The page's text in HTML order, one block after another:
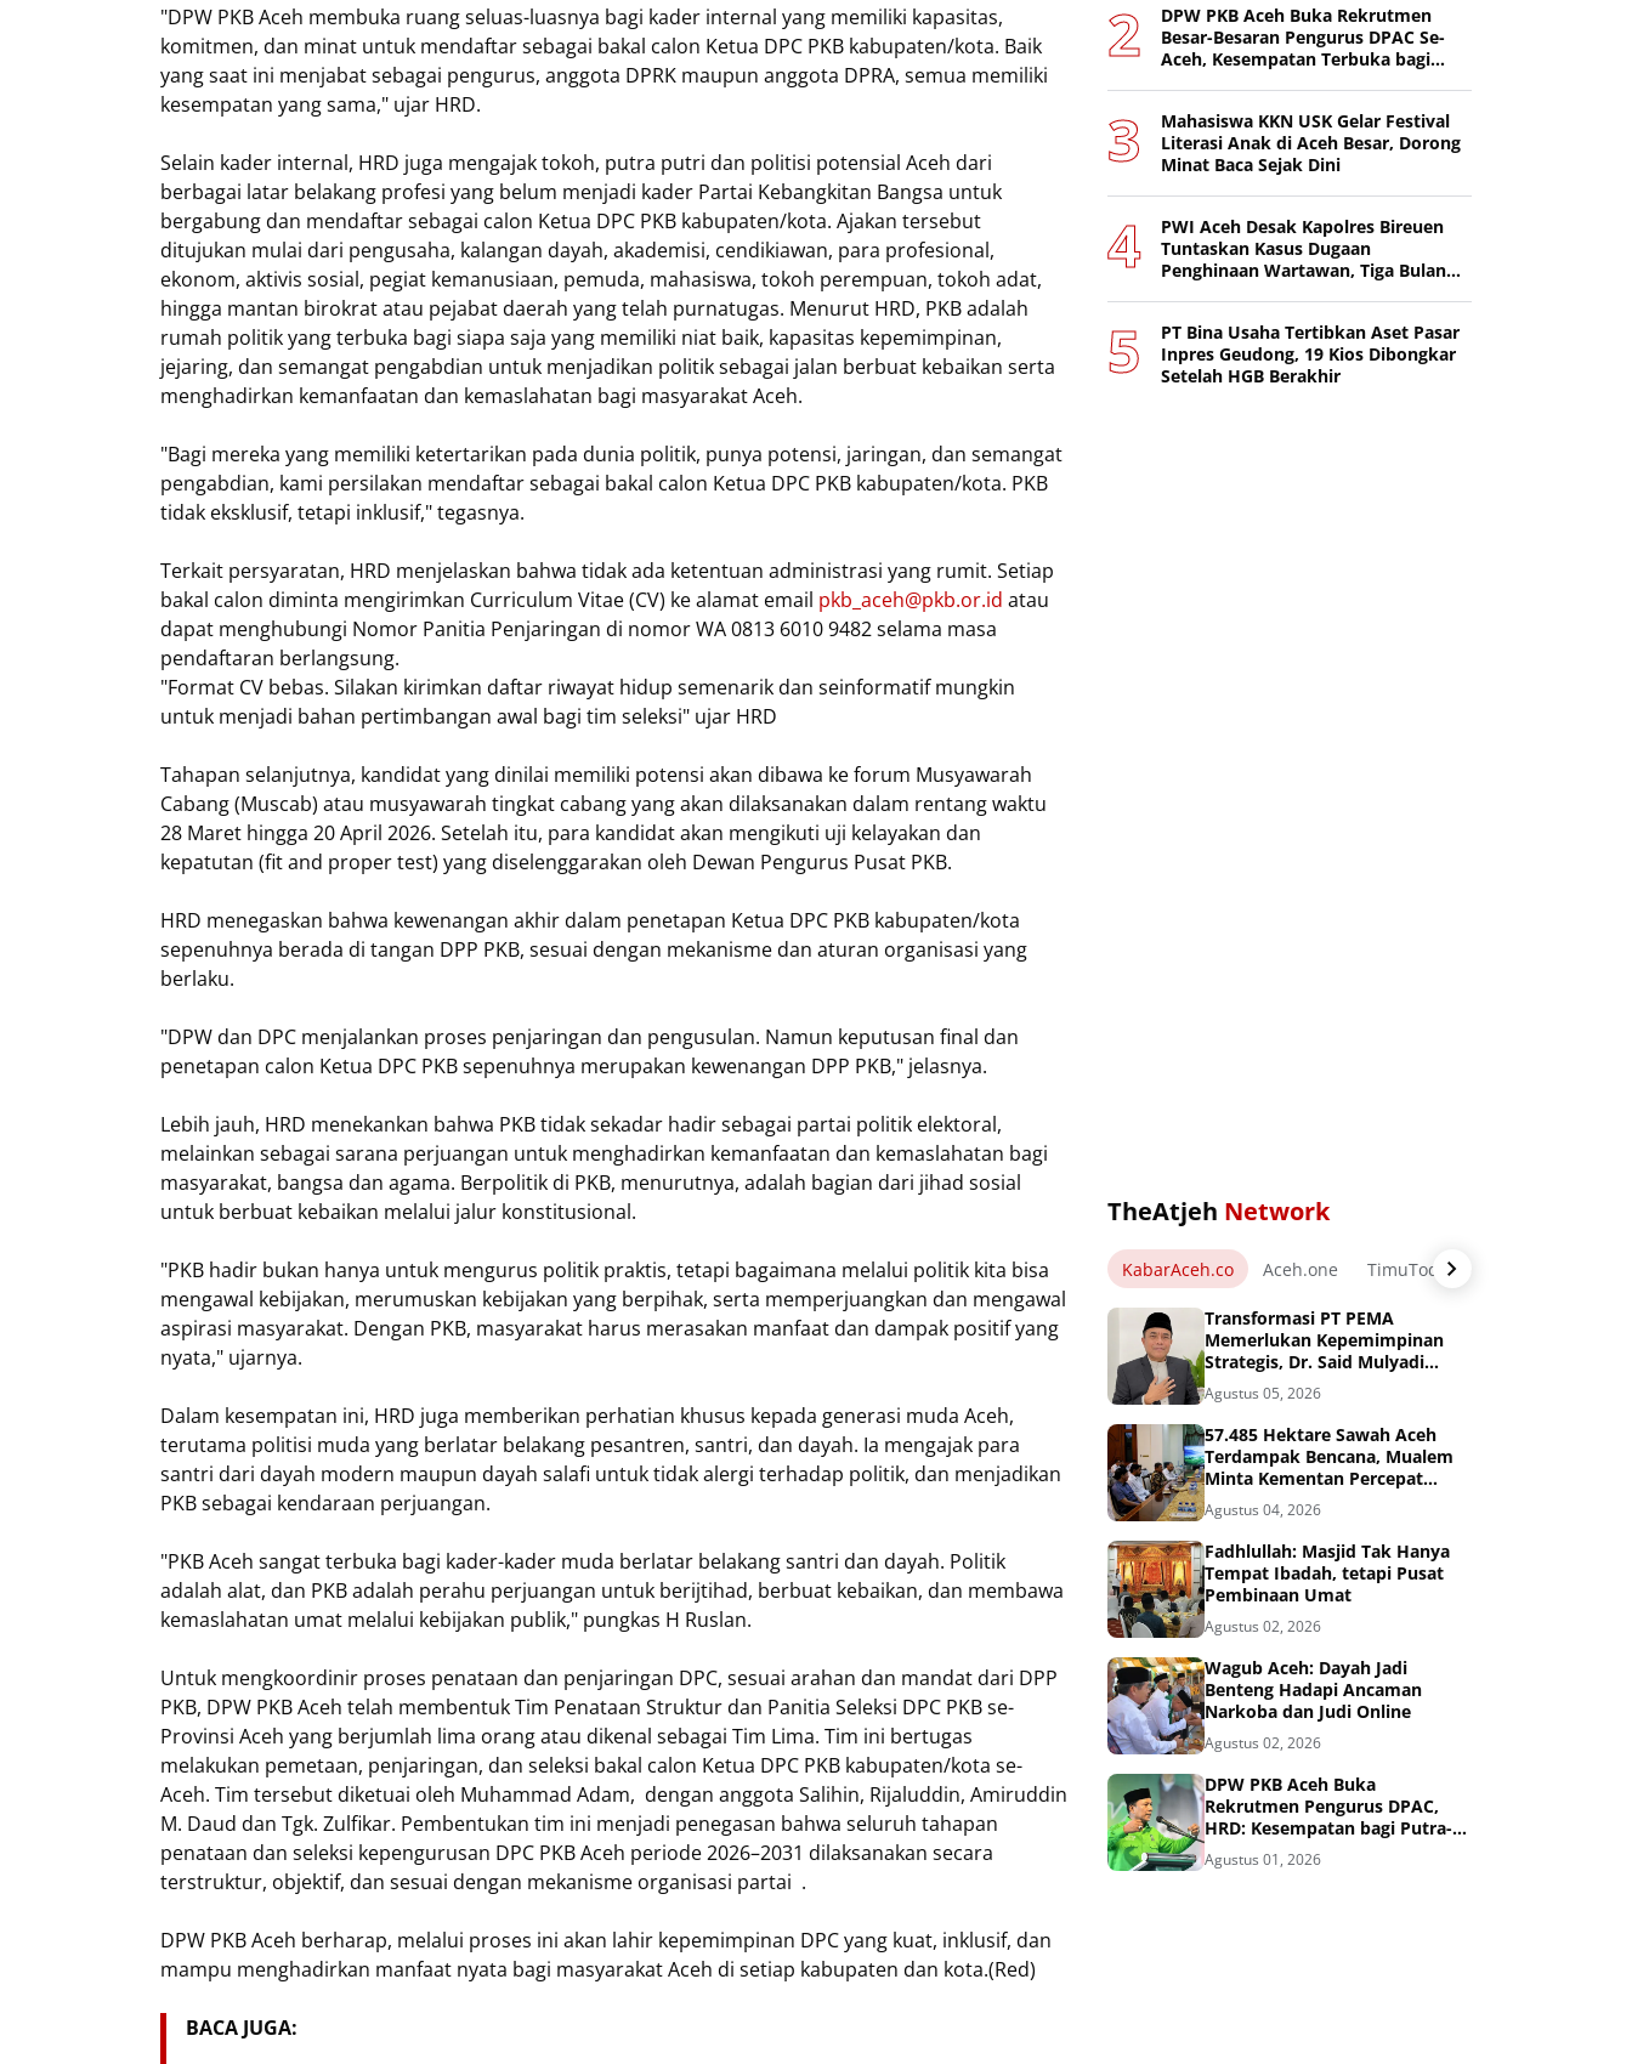
"DPW PKB Aceh membuka ruang seluas-luasnya bagi kader internal yang memiliki kapasitas,
komitmen, dan minat untuk mendaftar sebagai bakal calon Ketua DPC PKB kabupaten/kota. Baik
yang saat ini menjabat sebagai pengurus, anggota DPRK maupun anggota DPRA, semua memiliki
kesempatan yang sama," ujar HRD.
Selain kader internal, HRD juga mengajak tokoh, putra putri dan politisi potensial Aceh dari
berbagai latar belakang profesi yang belum menjadi kader Partai Kebangkitan Bangsa untuk
bergabung dan mendaftar sebagai calon Ketua DPC PKB kabupaten/kota. Ajakan tersebut
ditujukan mulai dari pengusaha, kalangan dayah, akademisi, cendikiawan, para profesional,
ekonom, aktivis sosial, pegiat kemanusiaan, pemuda, mahasiswa, tokoh perempuan, tokoh adat,
hingga mantan birokrat atau pejabat daerah yang telah purnatugas. Menurut HRD, PKB adalah
rumah politik yang terbuka bagi siapa saja yang memiliki niat baik, kapasitas kepemimpinan,
jejaring, dan semangat pengabdian untuk menjadikan politik sebagai jalan berbuat kebaikan serta
menghadirkan kemanfaatan dan kemaslahatan bagi masyarakat Aceh.
"Bagi mereka yang memiliki ketertarikan pada dunia politik, punya potensi, jaringan, dan semangat
pengabdian, kami persilakan mendaftar sebagai bakal calon Ketua DPC PKB kabupaten/kota. PKB
tidak eksklusif, tetapi inklusif," tegasnya.
Terkait persyaratan, HRD menjelaskan bahwa tidak ada ketentuan administrasi yang rumit. Setiap
bakal calon diminta mengirimkan Curriculum Vitae (CV) ke alamat email pkb_aceh@pkb.or.id atau
dapat menghubungi Nomor Panitia Penjaringan di nomor WA 0813 6010 9482 selama masa
pendaftaran berlangsung.
"Format CV bebas. Silakan kirimkan daftar riwayat hidup semenarik dan seinformatif mungkin
untuk menjadi bahan pertimbangan awal bagi tim seleksi" ujar HRD
Tahapan selanjutnya, kandidat yang dinilai memiliki potensi akan dibawa ke forum Musyawarah
Cabang (Muscab) atau musyawarah tingkat cabang yang akan dilaksanakan dalam rentang waktu
28 Maret hingga 20 April 2026. Setelah itu, para kandidat akan mengikuti uji kelayakan dan
kepatutan (fit and proper test) yang diselenggarakan oleh Dewan Pengurus Pusat PKB.
HRD menegaskan bahwa kewenangan akhir dalam penetapan Ketua DPC PKB kabupaten/kota
sepenuhnya berada di tangan DPP PKB, sesuai dengan mekanisme dan aturan organisasi yang
berlaku.
"DPW dan DPC menjalankan proses penjaringan dan pengusulan. Namun keputusan final dan
penetapan calon Ketua DPC PKB sepenuhnya merupakan kewenangan DPP PKB," jelasnya.
Lebih jauh, HRD menekankan bahwa PKB tidak sekadar hadir sebagai partai politik elektoral,
melainkan sebagai sarana perjuangan untuk menghadirkan kemanfaatan dan kemaslahatan bagi
masyarakat, bangsa dan agama. Berpolitik di PKB, menurutnya, adalah bagian dari jihad sosial
untuk berbuat kebaikan melalui jalur konstitusional.
"PKB hadir bukan hanya untuk mengurus politik praktis, tetapi bagaimana melalui politik kita bisa
mengawal kebijakan, merumuskan kebijakan yang berpihak, serta memperjuangkan dan mengawal
aspirasi masyarakat. Dengan PKB, masyarakat harus merasakan manfaat dan dampak positif yang
nyata," ujarnya.
Dalam kesempatan ini, HRD juga memberikan perhatian khusus kepada generasi muda Aceh,
terutama politisi muda yang berlatar belakang pesantren, santri, dan dayah. Ia mengajak para
santri dari dayah modern maupun dayah salafi untuk tidak alergi terhadap politik, dan menjadikan
PKB sebagai kendaraan perjuangan.
"PKB Aceh sangat terbuka bagi kader-kader muda berlatar belakang santri dan dayah. Politik
adalah alat, dan PKB adalah perahu perjuangan untuk berijtihad, berbuat kebaikan, dan membawa
kemaslahatan umat melalui kebijakan publik," pungkas H Ruslan.
Untuk mengkoordinir proses penataan dan penjaringan DPC, sesuai arahan dan mandat dari DPP
PKB, DPW PKB Aceh telah membentuk Tim Penataan Struktur dan Panitia Seleksi DPC PKB se-
Provinsi Aceh yang berjumlah lima orang atau dikenal sebagai Tim Lima. Tim ini bertugas
melakukan pemetaan, penjaringan, dan seleksi bakal calon Ketua DPC PKB kabupaten/kota se-
Aceh. Tim tersebut diketuai oleh Muhammad Adam, dengan anggota Salihin, Rijaluddin, Amiruddin
M. Daud dan Tgk. Zulfikar. Pembentukan tim ini menjadi penegasan bahwa seluruh tahapan
penataan dan seleksi kepengurusan DPC PKB Aceh periode 2026–2031 dilaksanakan secara
terstruktur, objektif, dan sesuai dengan mekanisme organisasi partai .
DPW PKB Aceh berharap, melalui proses ini akan lahir kepemimpinan DPC yang kuat, inklusif, dan
mampu menghadirkan manfaat nyata bagi masyarakat Aceh di setiap kabupaten dan kota.(Red)
BACA JUGA:
DPW PKB Aceh Buka Rekrutmen
Besar-Besaran Pengurus DPAC Se-
Aceh, Kesempatan Terbuka bagi
Mahasiswa KKN USK Gelar Festival
Literasi Anak di Aceh Besar, Dorong
Minat Baca Sejak Dini
PWI Aceh Desak Kapolres Bireuen
Tuntaskan Kasus Dugaan
Penghinaan Wartawan, Tiga Bulan
PT Bina Usaha Tertibkan Aset Pasar
Inpres Geudong, 19 Kios Dibongkar
Setelah HGB Berakhir
TheAtjeh Network
KabarAceh.co Aceh.one TimuToday.com
Transformasi PT PEMA
Memerlukan Kepemimpinan
Strategis, Dr. Said Mulyadi
Dinilai Memenuhi Kriteria
Agustus 05, 2026
57.485 Hektare Sawah Aceh
Terdampak Bencana, Mualem
Minta Kementan Percepat
Pemulihan
Agustus 04, 2026
Fadhlullah: Masjid Tak Hanya
Tempat Ibadah, tetapi Pusat
Pembinaan Umat
Agustus 02, 2026
Wagub Aceh: Dayah Jadi
Benteng Hadapi Ancaman
Narkoba dan Judi Online
Agustus 02, 2026
DPW PKB Aceh Buka
Rekrutmen Pengurus DPAC,
HRD: Kesempatan bagi Putra-
Putri Terbaik Aceh
Agustus 01, 2026